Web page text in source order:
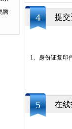
4 提
1、身份证复印
5 在线
腾